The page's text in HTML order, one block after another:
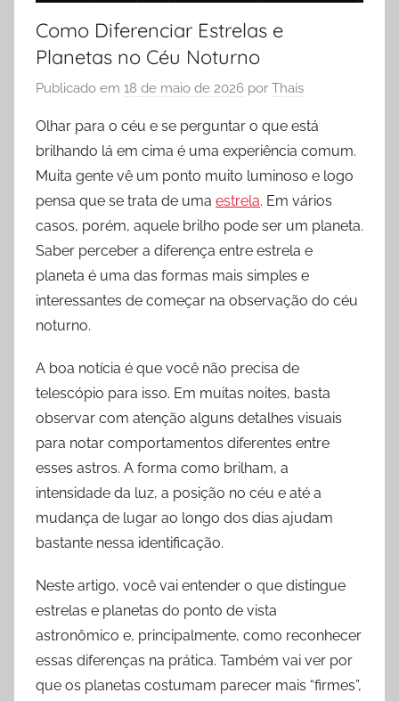
Como Diferenciar Estrelas e
Planetas no Céu Noturno
Publicado em 18 de maio de 2026 por Thaís
Olhar para o céu e se perguntar o que está
brilhando lá em cima é uma experiência comum.
Muita gente vê um ponto muito luminoso e logo
pensa que se trata de uma estrela. Em vários
casos, porém, aquele brilho pode ser um planeta.
Saber perceber a diferença entre estrela e
planeta é uma das formas mais simples e
interessantes de começar na observação do céu
noturno.
A boa notícia é que você não precisa de
telescópio para isso. Em muitas noites, basta
observar com atenção alguns detalhes visuais
para notar comportamentos diferentes entre
esses astros. A forma como brilham, a
intensidade da luz, a posição no céu e até a
mudança de lugar ao longo dos dias ajudam
bastante nessa identificação.
Neste artigo, você vai entender o que distingue
estrelas e planetas do ponto de vista
astronômico e, principalmente, como reconhecer
essas diferenças na prática. Também vai ver por
que os planetas costumam parecer mais “firmes”,